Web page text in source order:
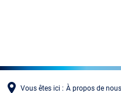
Vous êtes ici : À propos de nous